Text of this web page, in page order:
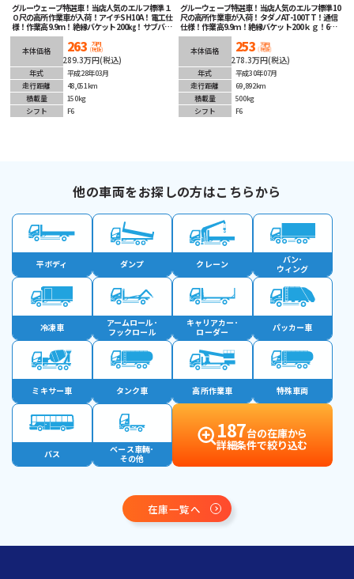
グルーウェーブ特選車！当店人気のエルフ標準１
０尺の高所作業車が入荷！アイチSH10A！電工仕
様！作業高9.9m！絶縁バケット200㎏！サブバッ
テリー動作確認済み！走行距離５万km以下！6速
マニュアル！キーレス！
本体価格 263 万円
(税抜)
289.3万円(税込)
年式
平成28年03月
走行距離
48,051km
積載量
150kg
シフト
F6
グルーウェーブ特選車！当店人気のエルフ標準10
尺の高所作業車が入荷！タダノAT-100TT！通信
仕様！作業高9.9ｍ！絶縁バケット200ｋｇ！6速
マニュアル！キーレス！ETC車載器も装着済み！
本体価格 253 万円
(税抜)
278.3万円(税込)
年式
平成30年07月
走行距離
69,892km
積載量
500kg
シフト
F6
他の車両をお探しの方はこちらから
平ボディ ダンプ クレーン
バン･
ウィング
冷凍車
アームロール･
フックロール
キャリアカー･
ローダー
パッカー車
ミキサー車 タンク車 高所作業車 特殊車両
バス
ベース車輛･
その他
187台の在庫から
詳細条件で絞り込む
在庫一覧へ